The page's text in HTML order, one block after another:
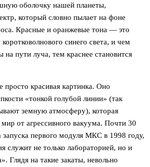
оболочку нашей планеты,
который словно пылает на фоне
Красные и оранжевые тона — это
коротковолнового синего света, и чем
пути луча, тем краснее становится
красивая картинка. Оно
«тонкой голубой линии» (так
земную атмосферу), которая
от агрессивного вакуума. Почти 30
первого модуля МКС в 1998 году,
служит не только лабораторией, но и
Глядя на такие закаты, невольно